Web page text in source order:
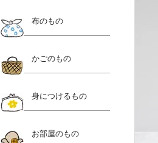
布のもの
かごのもの
身につけるもの
お部屋のもの